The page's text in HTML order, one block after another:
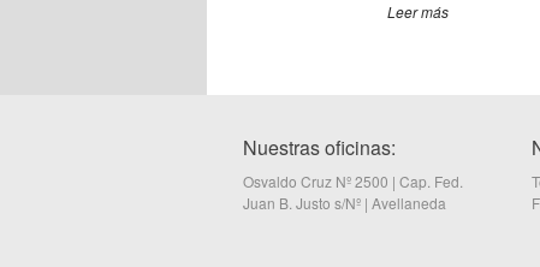
Leer más
Nuestras oficinas:
Osvaldo Cruz Nº 2500 | Cap. Fed.
Juan B. Justo s/Nº | Avellaneda